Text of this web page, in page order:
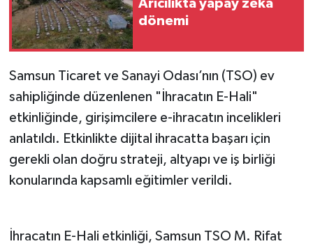
Arıcılıkta yapay zeka
dönemi
Samsun Ticaret ve Sanayi Odası’nın (TSO) ev
sahipliğinde düzenlenen "İhracatın E-Hali"
etkinliğinde, girişimcilere e-ihracatın incelikleri
anlatıldı. Etkinlikte dijital ihracatta başarı için
gerekli olan doğru strateji, altyapı ve iş birliği
konularında kapsamlı eğitimler verildi.
İhracatın E-Hali etkinliği, Samsun TSO M. Rifat